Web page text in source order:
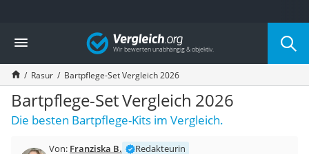
Die beliebtesten Vergleiche nach Kategorie
Drogerie
Inhalator
Haarschneider
Rollator
Braun Rasierer
Katzenklappe (Chip)
Vergleich
Rasur Bartpflege-Set Vergleich 2026
Bartpflege-Set Vergleich 2026
Die besten Bartpflege-Kits im Vergleich.
Von: Franziska B.
Redakteurin